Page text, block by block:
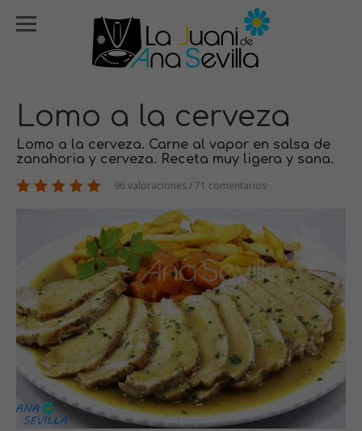
Lomo a la cerveza
Lomo a la cerveza. Carne al vapor en salsa de
zanahoria y cerveza. Receta muy ligera y sana.
96 valoraciones / 71 comentarios